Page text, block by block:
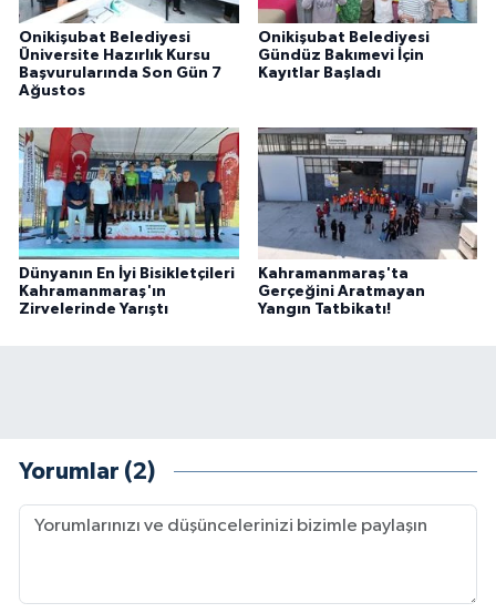
Onikişubat Belediyesi
Üniversite Hazırlık Kursu
Başvurularında Son Gün 7
Ağustos
Onikişubat Belediyesi
Gündüz Bakımevi İçin
Kayıtlar Başladı
Dünyanın En İyi Bisikletçileri
Kahramanmaraş'ın
Zirvelerinde Yarıştı
Kahramanmaraş'ta
Gerçeğini Aratmayan
Yangın Tatbikatı!
Yorumlar (2)